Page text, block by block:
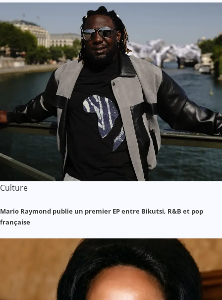
Culture
Mario Raymond publie un premier EP entre Bikutsi, R&B et pop
française